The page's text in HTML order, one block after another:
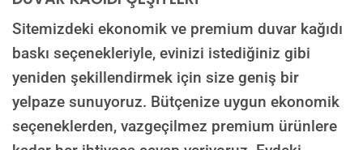
Sitemizdeki ekonomik ve premium duvar kağıdı
baskı seçenekleriyle, evinizi istediğiniz gibi
yeniden şekillendirmek için size geniş bir
yelpaze sunuyoruz. Bütçenize uygun ekonomik
seçeneklerden, vazgeçilmez premium ürünlere